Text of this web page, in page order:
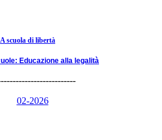
A scuola di libertà
Educazione alla legalità